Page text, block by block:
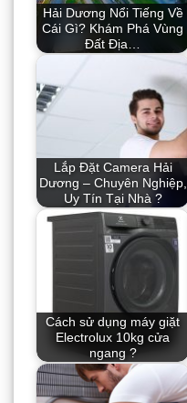
Hải Dương Nổi Tiếng Về
Cái Gì? Khám Phá Vùng
Đất Địa…
Lắp Đặt Camera Hải
Dương – Chuyên Nghiệp,
Uy Tín Tại Nhà ?
Cách sử dụng máy giặt
Electrolux 10kg cửa
ngang ?